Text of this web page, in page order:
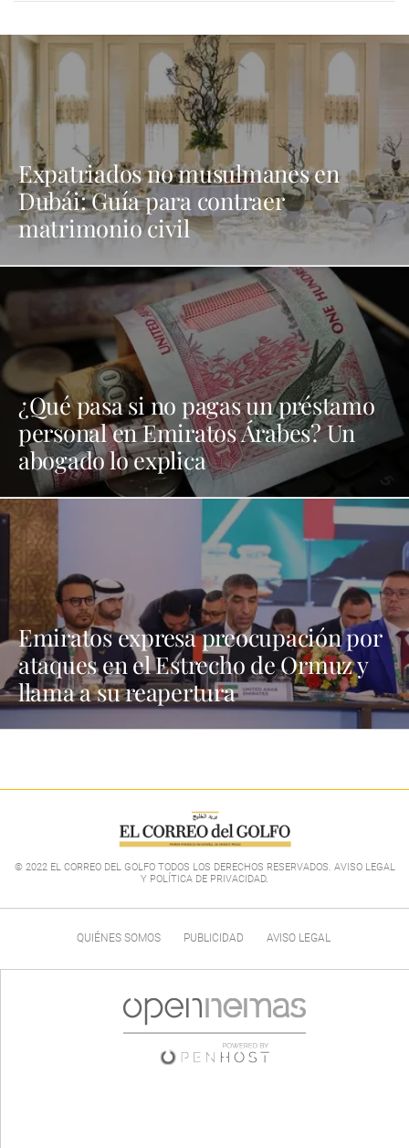
Expatriados no musulmanes en
Dubái: Guía para contraer
matrimonio civil
¿Qué pasa si no pagas un préstamo
personal en Emiratos Árabes? Un
abogado lo explica
Emiratos expresa preocupación por
ataques en el Estrecho de Ormuz y
llama a su reapertura
© 2022 EL CORREO DEL GOLFO TODOS LOS DERECHOS RESERVADOS. AVISO LEGAL
Y POLÍTICA DE PRIVACIDAD.
QUIÉNES SOMOS PUBLICIDAD AVISO LEGAL